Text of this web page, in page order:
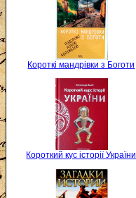
Короткі мандрівки з Боготи
Короткий кус історії України